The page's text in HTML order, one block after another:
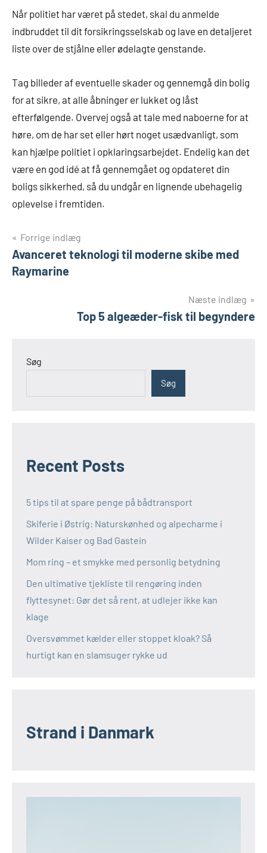
Når politiet har været på stedet, skal du anmelde
indbruddet til dit forsikringsselskab og lave en detaljeret
liste over de stjålne eller ødelagte genstande.
Tag billeder af eventuelle skader og gennemgå din bolig
for at sikre, at alle åbninger er lukket og låst
efterfølgende. Overvej også at tale med naboerne for at
høre, om de har set eller hørt noget usædvanligt, som
kan hjælpe politiet i opklaringsarbejdet. Endelig kan det
være en god idé at få gennemgået og opdateret din
boligs sikkerhed, så du undgår en lignende ubehagelig
oplevelse i fremtiden.
Indlægsnavigation
Forrige indlæg
Avanceret teknologi til moderne skibe med
Raymarine
Næste indlæg
Top 5 algeæder-fisk til begyndere
Søg
Søg
Recent Posts
5 tips til at spare penge på bådtransport
Skiferie i Østrig: Naturskønhed og alpecharme i
Wilder Kaiser og Bad Gastein
Mom ring – et smykke med personlig betydning
Den ultimative tjekliste til rengøring inden
flyttesynet: Gør det så rent, at udlejer ikke kan
klage
Oversvømmet kælder eller stoppet kloak? Så
hurtigt kan en slamsuger rykke ud
Strand i Danmark